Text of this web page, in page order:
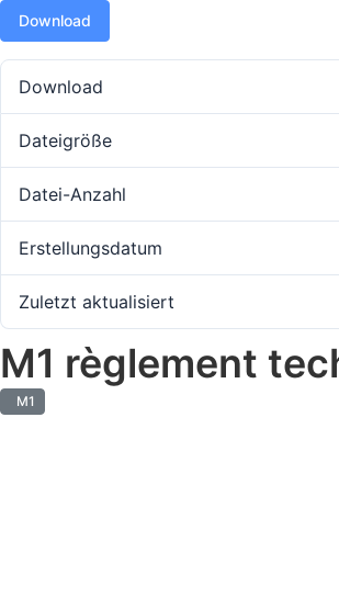
Download
Download
Dateigröße
Datei-Anzahl
Erstellungsdatum
Zuletzt aktualisiert
M1 règlement
M1